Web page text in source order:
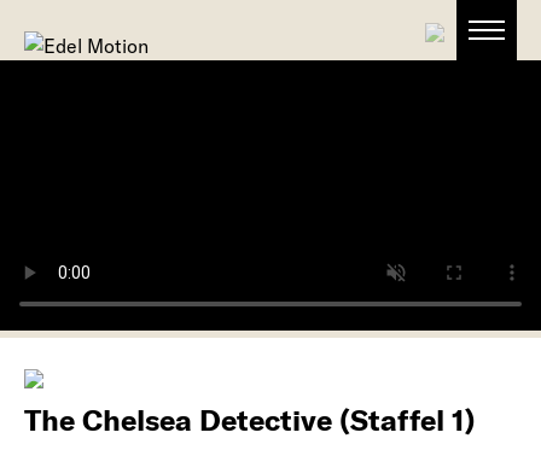
The Chelsea Detective (Staffel 1)